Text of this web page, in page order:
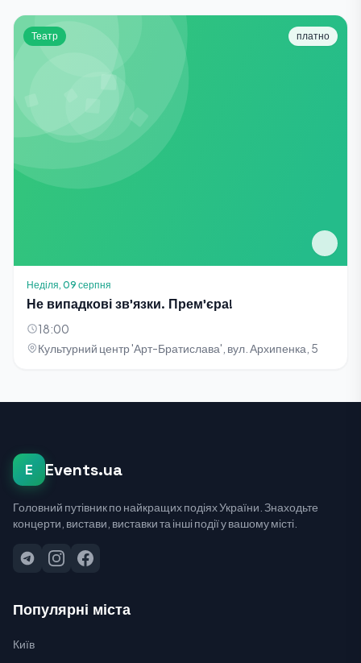
Театр платно
Неділя, 09 серпня
Не випадкові зв'язки. Прем'єра!
18:00
Культурний центр 'Арт-Братислава', вул. Архипенка, 5
E Events.ua
Головний путівник по найкращих подіях України. Знаходьте
концерти, вистави, виставки та інші події у вашому місті.
Популярні міста
Київ